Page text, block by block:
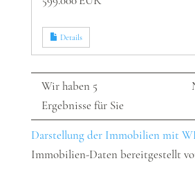
Details
Wir haben 5
Ergebnisse für Sie
Darstellung der Immobilien mit
Immobilien-Daten bereitgestellt